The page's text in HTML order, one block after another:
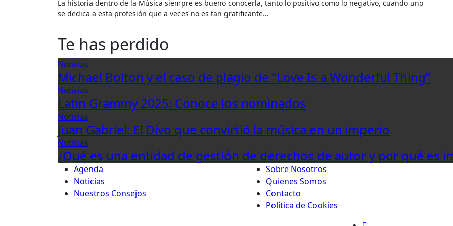
La historia dentro de la Música siempre es bueno conocerla, tanto lo positivo como lo negativo, cuando uno
se dedica a esta profesión que a veces no es tan gratificante…
Te has perdido
Noticias
Michael Bolton y el caso de plagio de “Love Is a Wonderful Thing”
Noticias
Latin Grammy 2025: Conoce los nominados
Noticias
Juan Gabriel: El Divo que convirtió la música en un imperio
Noticias
¿Qué es una entidad de gestión de derechos de autor y por qué es
Agenda
Noticias
Nuestros Consejos
Sobre Nosotros
Quienes Somos
Contacto
Política de Cookies